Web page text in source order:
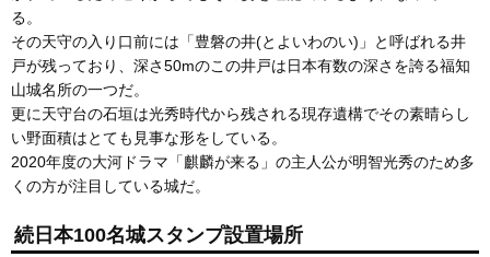
る。
その天守の入り口前には「豊磐の井(とよいわのい)」と呼ばれる井
戸が残っており、深さ50mのこの井戸は日本有数の深さを誇る福知
山城名所の一つだ。
更に天守台の石垣は光秀時代から残される現存遺構でその素晴らし
い野面積はとても見事な形をしている。
2020年度の大河ドラマ「麒麟が来る」の主人公が明智光秀のため多
くの方が注目している城だ。
続日本100名城スタンプ設置場所